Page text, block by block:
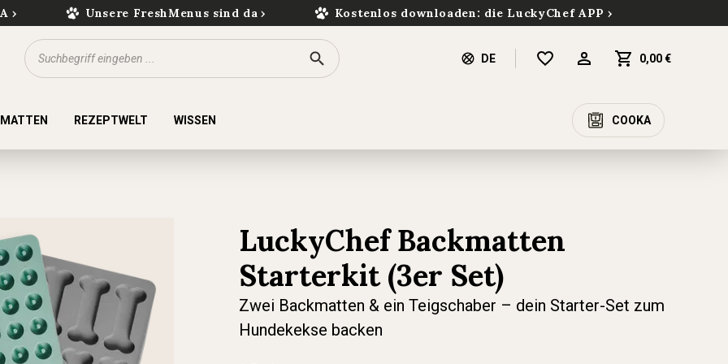
Unsere FreshMenus sind da Kostenlos downloaden: die LuckyChef APP
DE 0,00 €
REZEPTWELT COOKA
WISSEN
LuckyChef Backmatten
Starterkit (3er Set)
Zwei Backmatten & ein Teigschaber – dein Starter-Set zum
Hundekekse backen